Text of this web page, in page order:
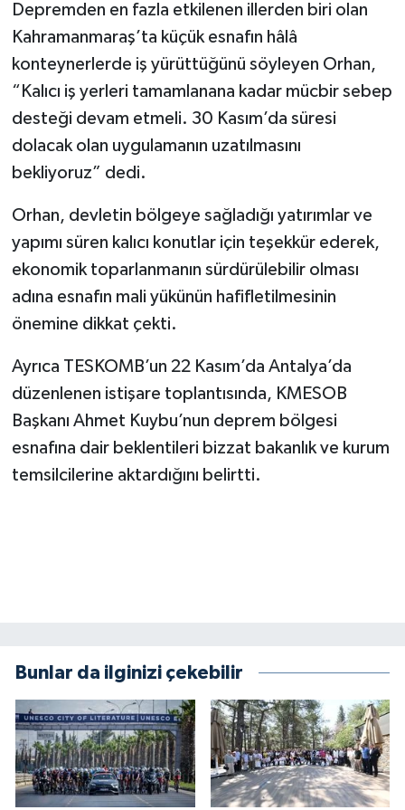
Depremden en fazla etkilenen illerden biri olan
Kahramanmaraş’ta küçük esnafın hâlâ
konteynerlerde iş yürüttüğünü söyleyen Orhan,
“Kalıcı iş yerleri tamamlanana kadar mücbir sebep
desteği devam etmeli. 30 Kasım’da süresi
dolacak olan uygulamanın uzatılmasını
bekliyoruz” dedi.
Orhan, devletin bölgeye sağladığı yatırımlar ve
yapımı süren kalıcı konutlar için teşekkür ederek,
ekonomik toparlanmanın sürdürülebilir olması
adına esnafın mali yükünün hafifletilmesinin
önemine dikkat çekti.
Ayrıca TESKOMB’un 22 Kasım’da Antalya’da
düzenlenen istişare toplantısında, KMESOB
Başkanı Ahmet Kuybu’nun deprem bölgesi
esnafına dair beklentileri bizzat bakanlık ve kurum
temsilcilerine aktardığını belirtti.
Bunlar da ilginizi çekebilir
ÜÇÜNCÜ SAYFA
BİLİMNET
Yemek
SİVİL TOPLUM
KİM KİMDİR
ÇEK GÖNDER
KİTAP
OTOMOBİL
MİZAH
BÖLGEDEN
BİLİM TEKNOLOJİ
ASAYİŞ